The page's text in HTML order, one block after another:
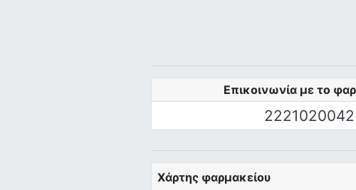
Επικοινωνία με το
2221020042
Χάρτης φαρμακείου